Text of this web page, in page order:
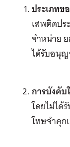
ประเภทข
เสพติดปร
จำหน่าย
ได้รับอนุญ
การบังคั
โดยไม่ได้
โทษจำคุก